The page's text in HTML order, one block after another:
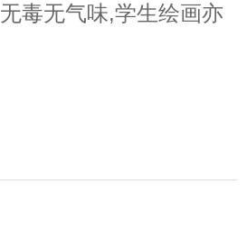
毒无气味,学生绘画亦